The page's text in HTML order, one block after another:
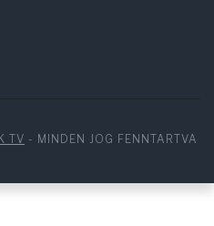
TV - MINDEN JOG FENNTARTVA